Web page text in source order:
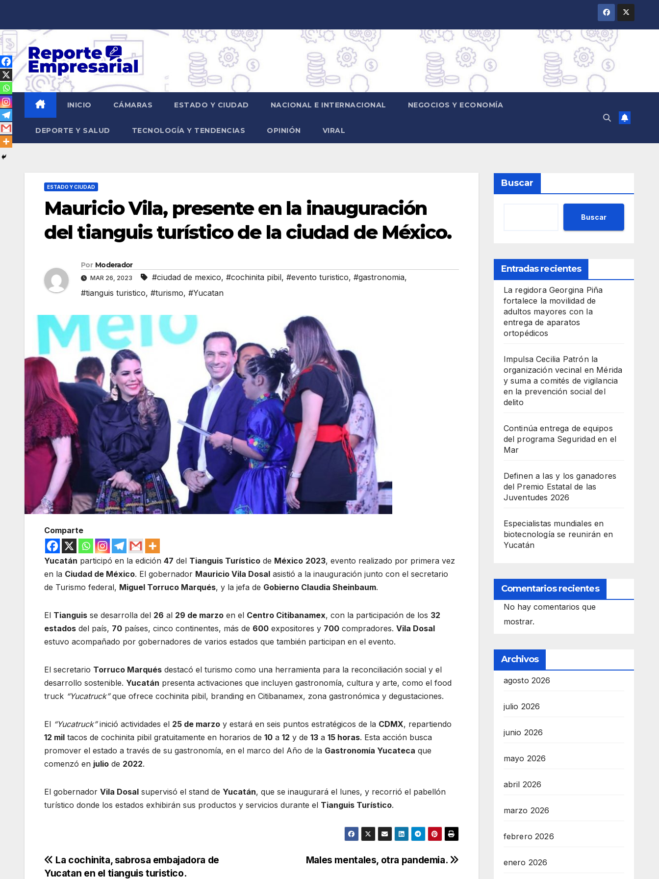
contenido
INICIO CÁMARAS ESTADO Y CIUDAD NACIONAL E INTERNACIONAL NEGOCIOS Y ECONOMÍA
DEPORTE Y SALUD TECNOLOGÍA Y TENDENCIAS OPINIÓN VIRAL
ESTADO Y CIUDAD
Mauricio Vila, presente en la inauguración
del tianguis turístico de la ciudad de México.
Por Moderador
MAR 26, 2023 #ciudad de mexico, #cochinita pibil, #evento turistico, #gastronomia,
#tianguis turistico, #turismo, #Yucatan
Comparte
Yucatán participó en la edición 47 del Tianguis Turístico de México 2023, evento realizado por primera vez
en la Ciudad de México. El gobernador Mauricio Vila Dosal asistió a la inauguración junto con el secretario
de Turismo federal, Miguel Torruco Marqués, y la jefa de Gobierno Claudia Sheinbaum.
El Tianguis se desarrolla del 26 al 29 de marzo en el Centro Citibanamex, con la participación de los 32
estados del país, 70 países, cinco continentes, más de 600 expositores y 700 compradores. Vila Dosal
estuvo acompañado por gobernadores de varios estados que también participan en el evento.
El secretario Torruco Marqués destacó el turismo como una herramienta para la reconciliación social y el
desarrollo sostenible. Yucatán presenta activaciones que incluyen gastronomía, cultura y arte, como el food
truck “Yucatruck”que ofrece cochinita pibil, branding en Citibanamex, zona gastronómica y degustaciones.
El “Yucatruck”inició actividades el 25 de marzo y estará en seis puntos estratégicos de la CDMX, repartiendo
12 mil tacos de cochinita pibil gratuitamente en horarios de 10 a 12 y de 13 a 15 horas. Esta acción busca
promover el estado a través de su gastronomía, en el marco del Año de la Gastronomía Yucateca que
comenzó en julio de 2022.
El gobernador Vila Dosal supervisó el stand de Yucatán, que se inaugurará el lunes, y recorrió el pabellón
turístico donde los estados exhibirán sus productos y servicios durante el Tianguis Turístico.
Navegación
Males mentales, otra pandemia.
La cochinita, sabrosa embajadora de
Yucatan en el tianguis turistico.
Buscar
Buscar
Entradas recientes
La regidora Georgina Piña
fortalece la movilidad de
adultos mayores con la
entrega de aparatos
ortopédicos
Impulsa Cecilia Patrón la
organización vecinal en Mérida
y suma a comités de vigilancia
en la prevención social del
delito
Continúa entrega de equipos
del programa Seguridad en el
Mar
Definen a las y los ganadores
del Premio Estatal de las
Juventudes 2026
Especialistas mundiales en
biotecnología se reunirán en
Yucatán
Comentarios recientes
No hay comentarios que
mostrar.
Archivos
agosto 2026
julio 2026
junio 2026
mayo 2026
abril 2026
marzo 2026
febrero 2026
enero 2026